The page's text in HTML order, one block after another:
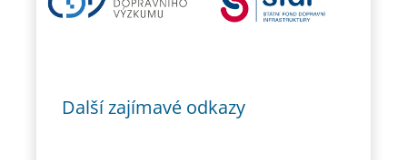
Další zajímavé odkazy